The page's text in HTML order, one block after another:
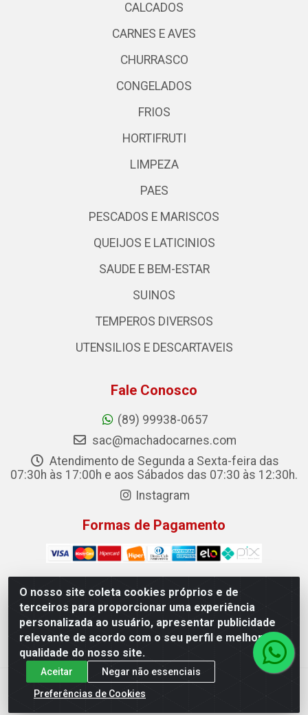
O nosso site coleta cookies próprios e de
terceiros para proporcionar uma experiência
personalizada ao usuário, apresentar publicidade
relevante de acordo com o seu perfil e melhorar a
qualidade do nosso site.
Aceitar
Negar não essenciais
Preferências de Cookies
CALCADOS
CARNES E AVES
CHURRASCO
CONGELADOS
FRIOS
HORTIFRUTI
LIMPEZA
PAES
PESCADOS E MARISCOS
QUEIJOS E LATICINIOS
SAUDE E BEM-ESTAR
SUINOS
TEMPEROS DIVERSOS
UTENSILIOS E DESCARTAVEIS
Fale Conosco
(89) 99938-0657
sac@machadocarnes.com
Atendimento de Segunda a Sexta-feira das
07:30h às 17:00h e aos Sábados das 07:30 às 12:30h.
Instagram
Formas de Pagamento
Machado Carnes Distribuidora de Alimentos LTDA -
Logradouro: Avenida Candido Aleixo, 148 - Centro - Oeiras/PI
- CEP 64.500-000 - 31.391.008/0001-50